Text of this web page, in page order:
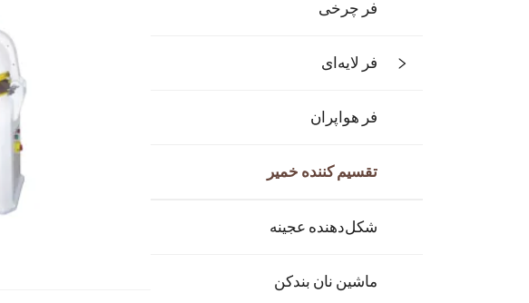
فر چرخی
فر لایه‌ای
فر هواپران
تقسیم کننده خمیر
شکل‌دهنده عجينه
ماشین نان بندکن